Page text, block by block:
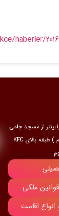
haberler/
شیشلی، 100 متر پایینتر از مسجد جامی
شیشلی ( به سمت تکسیم ) طبقه بالای KFC
ملکی
اقامت